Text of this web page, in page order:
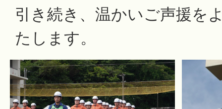
引き続き、温かいご声援を
たします。